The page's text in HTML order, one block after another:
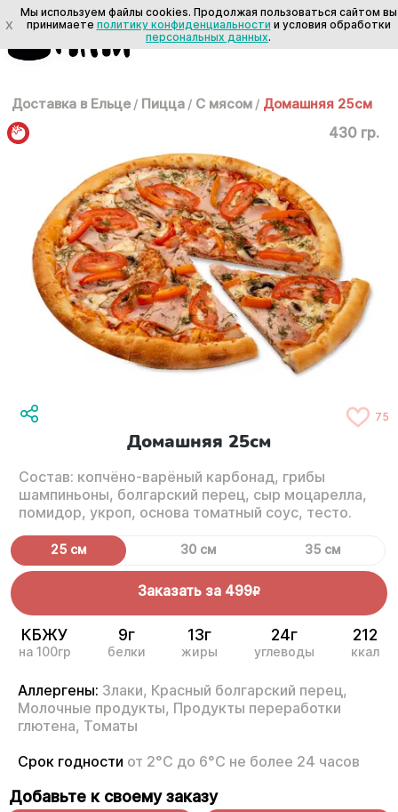
Доставка в Ельце / Пицца / С мясом / Домашняя 25см
430 гр.
75
Домашняя 25см
Состав: копчёно-варёный карбонад, грибы
шампиньоны, болгарский перец, сыр моцарелла,
помидор, укроп, основа томатный соус, тесто.
25 см 30 см 35 см
Заказать за 499R
КБЖУ
на 100гр
9г
белки
13г
жиры
24г
углеводы
212
ккал
Аллергены: Злаки, Красный болгарский перец,
Молочные продукты, Продукты переработки
глютена, Томаты
Срок годности от 2°С до 6°С не более 24 часов
Добавьте к своему заказу
X
Мы используем файлы cookies. Продолжая пользоваться сайтом вы
принимаете политику конфиденциальности и условия обработки
персональных данных.